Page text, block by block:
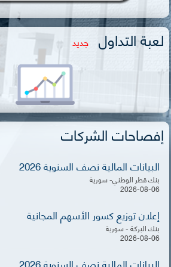
لعبة التداول جديد
إفصاحات الشركات
البيانات المالية نصف السنوية 2026
بنك قطر الوطني- سورية
2026-08-06
إعلان توزيع كسور الأسهم المجانية
بنك البركة - سورية
2026-08-06